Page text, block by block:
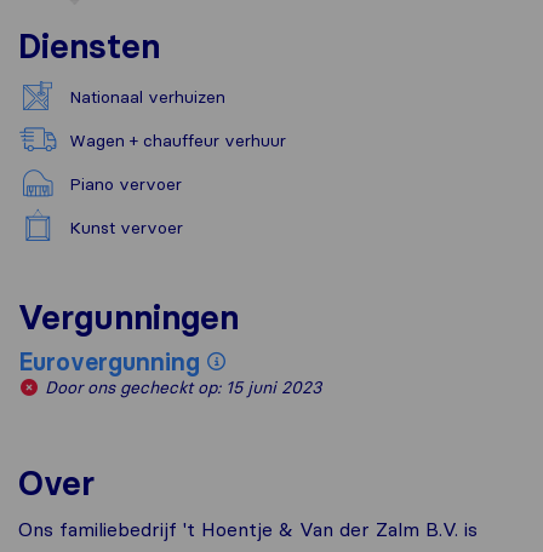
Diensten
Nationaal verhuizen
Wagen + chauffeur verhuur
Piano vervoer
Kunst vervoer
Vergunningen
Eurovergunning
Door ons gecheckt op: 15 juni 2023
Over
Ons familiebedrijf 't Hoentje & Van der Zalm B.V. is